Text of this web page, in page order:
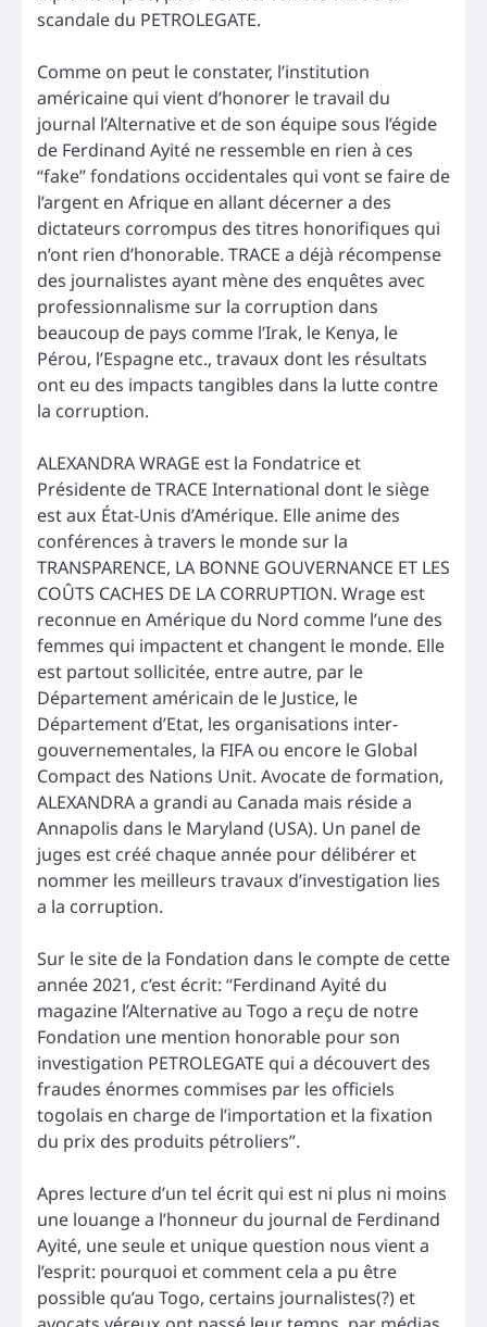
scandale du PETROLEGATE.
Comme on peut le constater, l’institution
américaine qui vient d’honorer le travail du
journal l’Alternative et de son équipe sous l’égide
de Ferdinand Ayité ne ressemble en rien à ces
“fake” fondations occidentales qui vont se faire de
l’argent en Afrique en allant décerner a des
dictateurs corrompus des titres honorifiques qui
n’ont rien d’honorable. TRACE a déjà récompense
des journalistes ayant mène des enquêtes avec
professionnalisme sur la corruption dans
beaucoup de pays comme l’Irak, le Kenya, le
Pérou, l’Espagne etc., travaux dont les résultats
ont eu des impacts tangibles dans la lutte contre
la corruption.
ALEXANDRA WRAGE est la Fondatrice et
Présidente de TRACE International dont le siège
est aux État-Unis d’Amérique. Elle anime des
conférences à travers le monde sur la
TRANSPARENCE, LA BONNE GOUVERNANCE ET LES
COÛTS CACHES DE LA CORRUPTION. Wrage est
reconnue en Amérique du Nord comme l’une des
femmes qui impactent et changent le monde. Elle
est partout sollicitée, entre autre, par le
Département américain de le Justice, le
Département d’Etat, les organisations inter-
gouvernementales, la FIFA ou encore le Global
Compact des Nations Unit. Avocate de formation,
ALEXANDRA a grandi au Canada mais réside a
Annapolis dans le Maryland (USA). Un panel de
juges est créé chaque année pour délibérer et
nommer les meilleurs travaux d’investigation lies
a la corruption.
Sur le site de la Fondation dans le compte de cette
année 2021, c’est écrit: “Ferdinand Ayité du
magazine l’Alternative au Togo a reçu de notre
Fondation une mention honorable pour son
investigation PETROLEGATE qui a découvert des
fraudes énormes commises par les officiels
togolais en charge de l’importation et la fixation
du prix des produits pétroliers”.
Apres lecture d’un tel écrit qui est ni plus ni moins
une louange a l’honneur du journal de Ferdinand
Ayité, une seule et unique question nous vient a
l’esprit: pourquoi et comment cela a pu être
possible qu’au Togo, certains journalistes(?) et